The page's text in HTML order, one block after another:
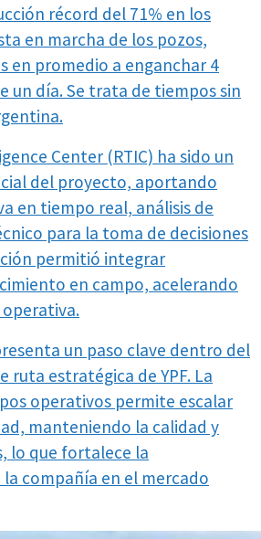
récord del 71% en los
en marcha de los pozos,
en promedio a enganchar 4
un día. Se trata de tiempos sin
Center (RTIC) ha sido un
del proyecto, aportando
en tiempo real, análisis de
para la toma de decisiones
permitió integrar
en campo, acelerando
un paso clave dentro del
ruta estratégica de YPF. La
operativos permite escalar
manteniendo la calidad y
lo que fortalece la
compañía en el mercado